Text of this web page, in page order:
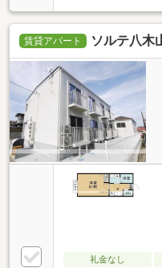
賃貸アパート ソルテ八木
礼金なし